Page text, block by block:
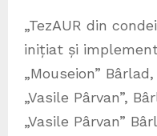
„TezAUR din
inițiat și
„Mouseion”
„Vasile Pârvan”,
„Vasile Pârvan”